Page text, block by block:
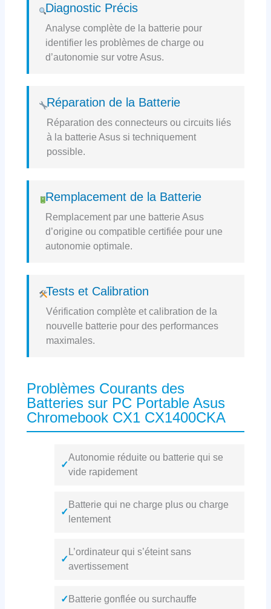
Diagnostic Précis
Analyse complète de la batterie pour
identifier les problèmes de charge ou
d’autonomie sur votre Asus.
Réparation de la Batterie
Réparation des connecteurs ou circuits liés
à la batterie Asus si techniquement
possible.
Remplacement de la Batterie
Remplacement par une batterie Asus
d’origine ou compatible certifiée pour une
autonomie optimale.
Tests et Calibration
Vérification complète et calibration de la
nouvelle batterie pour des performances
maximales.
Problèmes Courants des
Batteries sur PC Portable Asus
Chromebook CX1 CX1400CKA
✓
Autonomie réduite ou batterie qui se
vide rapidement
✓
Batterie qui ne charge plus ou charge
lentement
✓
L’ordinateur qui s’éteint sans
avertissement
✓ Batterie gonflée ou surchauffe